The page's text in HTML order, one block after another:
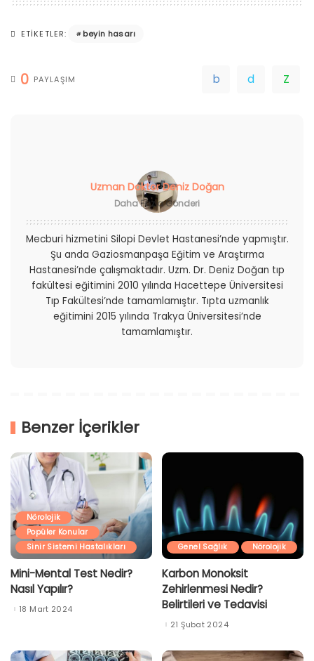
ETIKETLER: beyin hasarı
0 PAYLAŞIM
Uzman Doktor Deniz Doğan
Daha Fazla Gönderi
Mecburi hizmetini Silopi Devlet Hastanesi’nde yapmıştır.
Şu anda Gaziosmanpaşa Eğitim ve Araştırma
Hastanesi’nde çalışmaktadır. Uzm. Dr. Deniz Doğan tıp
fakültesi eğitimini 2010 yılında Hacettepe Üniversitesi
Tıp Fakültesi’nde tamamlamıştır. Tıpta uzmanlık
eğitimini 2015 yılında Trakya Üniversitesi’nde
tamamlamıştır.
Benzer İçerikler
Nörolojik
Popüler Konular
Sinir Sistemi Hastalıkları
Mini-Mental Test Nedir?
Nasıl Yapılır?
18 Mart 2024
Genel Sağlık Nörolojik
Karbon Monoksit
Zehirlenmesi Nedir?
Belirtileri ve Tedavisi
21 Şubat 2024